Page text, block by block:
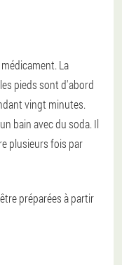
La
pieds sont d'abord
vingt minutes.
bain avec du soda. Il
plusieurs fois par
préparées à partir